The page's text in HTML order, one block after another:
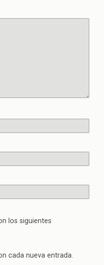
los siguientes
cada nueva entrada.